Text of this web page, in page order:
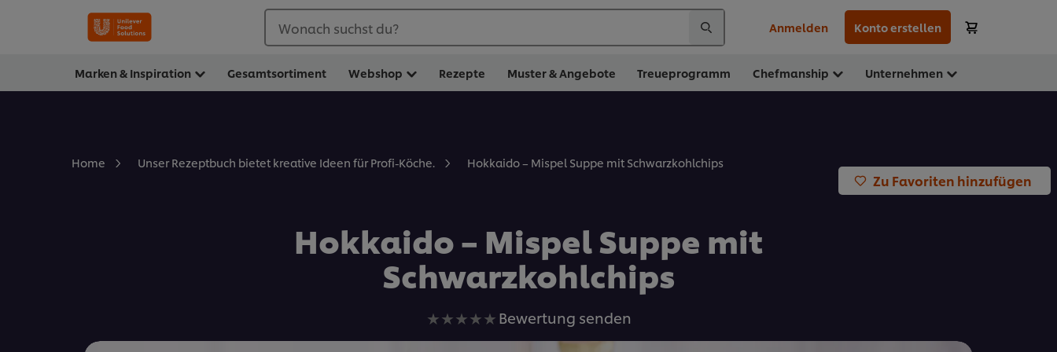
Wonach suchst du? Anmelden Konto erstellen
Marken & Inspiration Gesamtsortiment Webshop Rezepte Muster & Angebote Treueprogramm Chefmanship Unternehmen
Home Unser Rezeptbuch bietet kreative Ideen für Profi-Köche. Hokkaido – Mispel Suppe mit Schwarzkohlchips
Zu Favoriten hinzufügen
Hokkaido – Mispel Suppe mit
Schwarzkohlchips
Keine
Bewertungen
Bewertung senden